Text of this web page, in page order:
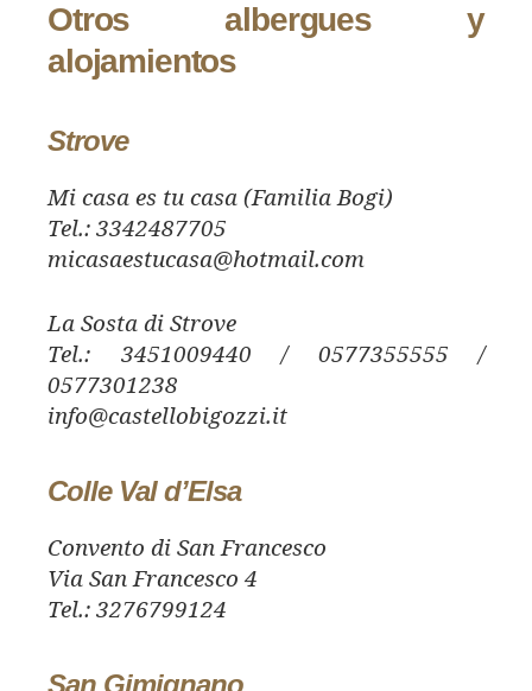
Otros albergues y
alojamientos
Strove
Mi casa es tu casa (Familia Bogi)
Tel.: 3342487705
micasaestucasa@hotmail.com
La Sosta di Strove
Tel.: 3451009440 / 0577355555 /
0577301238
info@castellobigozzi.it
Colle Val d’Elsa
Convento di San Francesco
Via San Francesco 4
Tel.: 3276799124